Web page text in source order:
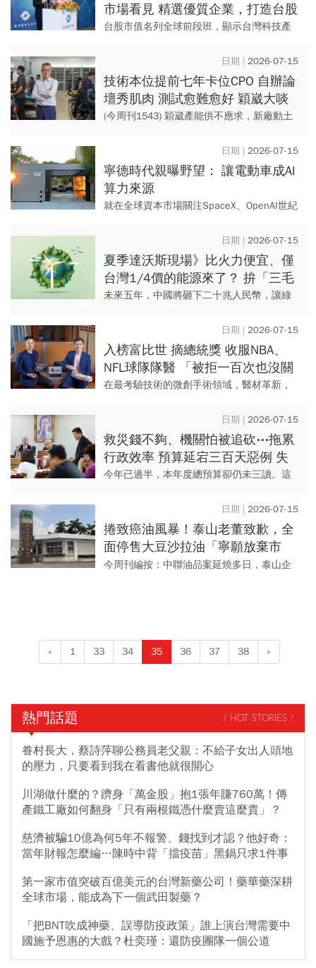
市場看見 精選優質企業，打造台股
廣泛動能：璞玉指數正式啟航
台股市值名列全球前段班，顯示台灣科技產
及科技產業的核心位置。但除了AI和半導
體，還有一群長期深耕本業、...
2026-07-15
技術本位提前七年卡位CPO 自辦論
壇秀肌肉 測試愈難愈好 穎崴大啖
探針商機
(今周刊1543) 穎崴產能供不應求，新廠動土
趕眼前訂單的同時，公司更看重的是：當晶
片規...
2026-07-15
寧德時代親曝野望： 讓電動車成AI
算力來源
就在全球資本市場關注SpaceX、OpenAI世紀
DeepSeek，也悄悄地在六月完成了五百億人
民幣...
2026-07-15
夏季達沃斯現場》比火力便宜、僅
台灣1/4價的能源來了？ 拚「三毛
錢綠電」 直擊中國AI新戰略
未來五年，中國將砸下二十兆人民幣，讓綠
2026-07-15
入榜富比世 摘總統獎 收服NBA、
NFL球隊隊醫 「被拒一百次也沒關
係」 兩個台灣囡仔勇闖美醫材市場
在最考驗技術的微創手術領域，醫材革新，
灣年輕人，從阿基里斯腱微創手術切入，透
過研發醫材優化手術...
2026-07-15
救災錢不夠、機關怕被追砍⋯拖累
行政效率 預算延宕三百天惡例 失
能代價全民承擔
今年已過半，本年度總預算卻仍未三讀。這
動。 隨著明年度預算審查將再送審，若立法
院為趕上時程匆忙審...
2026-07-15
捲致癌油風暴！泰山老董致歉，全
面停售大豆沙拉油「寧願放棄市
場」，捐3千萬提升食安檢驗…千
今周刊編按：中聯油品案延燒多日，泰山企
« 1 33 34 35 36 37 38 »
熱門話題 / HOT STORIES /
眷村長大，蔡詩萍聊公務員老父親：不給子女出人頭地
的壓力，只要看到我在看書他就很開心
川湖做什麼的？躋身「萬金股」抱1張年賺760萬！傳
產鐵工廠如何翻身「只有兩根鐵憑什麼賣這麼貴」？
慈濟被騙10億為何5年不報警、錢找到才認？他好奇：
當年財報怎麼編…陳時中背「擋疫苗」黑鍋只求1件事
第一家市值突破百億美元的台灣新藥公司！藥華藥深耕
全球市場，能成為下一個武田製藥？
「把BNT吹成神藥、誤導防疫政策」誰上演台灣需要中
國施予恩惠的大戲？杜奕瑾：還防疫團隊一個公道